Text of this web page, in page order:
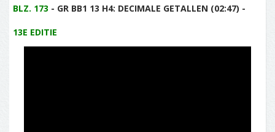
BLZ. 173 - GR BB1 13 H4: DECIMALE GETALLEN (02:47) -
13E EDITIE